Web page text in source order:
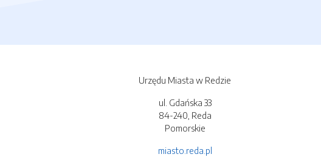
Urzędu Miasta w Redzie
ul. Gdańska 33
84-240, Reda
Pomorskie
miasto.reda.pl